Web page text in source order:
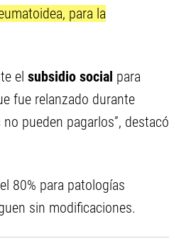
para la
el subsidio social para
fue relanzado durante
pueden pagarlos”, destacó
80% para patologías
sin modificaciones.